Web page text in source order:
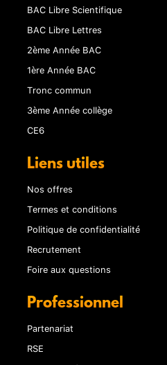
BAC Libre Scientifique
BAC Libre Lettres
2ème Année BAC
1ère Année BAC
Tronc commun
3ème Année collège
CE6
Liens utiles
Nos offres
Termes et conditions
Politique de confidentialité
Recrutement
Foire aux questions
Professionnel
Partenariat
RSE